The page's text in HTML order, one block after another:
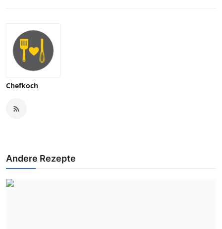
Chefkoch
Andere Rezepte